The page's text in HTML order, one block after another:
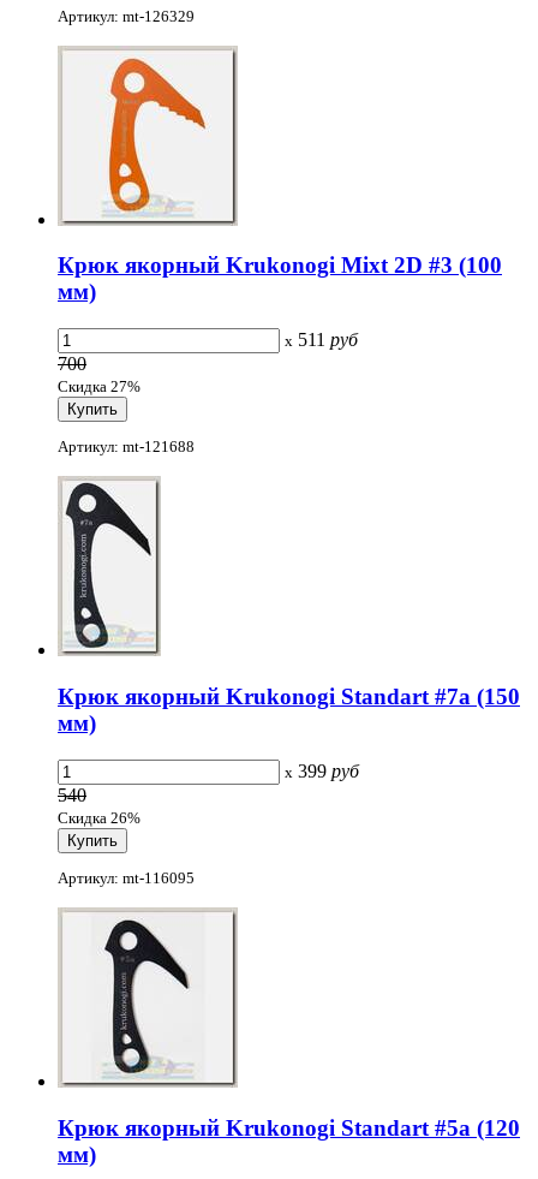
Артикул: mt-126329
Крюк якорный Krukonogi Mixt 2D #3 (100
мм)
x 511 руб
700
Скидка 27%
Артикул: mt-121688
Крюк якорный Krukonogi Standart #7а (150
мм)
x 399 руб
540
Скидка 26%
Артикул: mt-116095
Крюк якорный Krukonogi Standart #5а (120
мм)